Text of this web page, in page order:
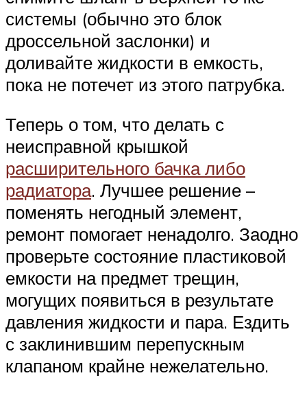
системы (обычно это блок
дроссельной заслонки) и
доливайте жидкости в емкость,
пока не потечет из этого патрубка.
Теперь о том, что делать с
неисправной крышкой
расширительного бачка либо
радиатора. Лучшее решение –
поменять негодный элемент,
ремонт помогает ненадолго. Заодно
проверьте состояние пластиковой
емкости на предмет трещин,
могущих появиться в результате
давления жидкости и пара. Ездить
с заклинившим перепускным
клапаном крайне нежелательно.